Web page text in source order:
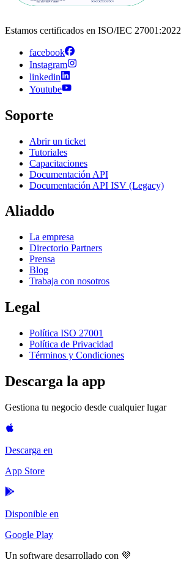
Estamos certificados en ISO/IEC 27001:2022
facebook
Instagram
linkedin
Youtube
Soporte
Abrir un ticket
Tutoriales
Capacitaciones
Documentación API
Documentación API ISV (Legacy)
Aliaddo
La empresa
Directorio Partners
Prensa
Blog
Trabaja con nosotros
Legal
Política ISO 27001
Política de Privacidad
Términos y Condiciones
Descarga la app
Gestiona tu negocio desde cualquier lugar
Descarga en
App Store
Disponible en
Google Play
Un software desarrollado con 💜